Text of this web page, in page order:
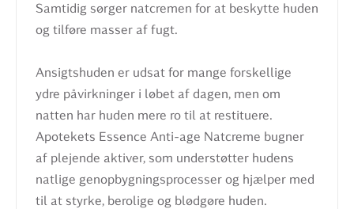
Samtidig sørger natcremen for at beskytte huden
og tilføre masser af fugt.
Ansigtshuden er udsat for mange forskellige
ydre påvirkninger i løbet af dagen, men om
natten har huden mere ro til at restituere.
Apotekets Essence Anti-age Natcreme bugner
af plejende aktiver, som understøtter hudens
natlige genopbygningsprocesser og hjælper med
til at styrke, berolige og blødgøre huden.